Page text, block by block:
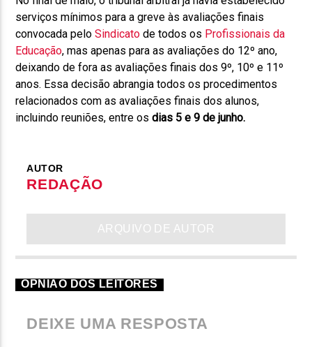
serviços mínimos para a greve às avaliações finais
convocada peloSindicato de todos os Profissionais da
Educação, mas apenas para as avaliações do 12º ano,
deixando de fora as avaliações finais dos 9º, 10º e 11º
anos. Essa decisão abrangia todos os procedimentos
relacionados com as avaliações finais dos alunos,
incluindo reuniões, entre osdias 5 e 9 de junho.
AUTOR
REDAÇÃO
ARQUIVO DE AUTOR
OPNIÃO DOS LEITORES
DEIXE UMA RESPOSTA